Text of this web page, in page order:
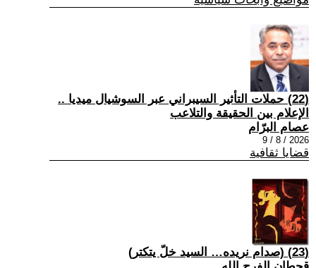
(22) حملات التأثير السيبراني عبر السوشيال ميديا ..
الإعلام بين الحقيقة والتلاعب
عصام البرّام
2026 / 8 / 9
قضايا ثقافية
(23) (صدام نريده… السيد خلّ يتكتر)